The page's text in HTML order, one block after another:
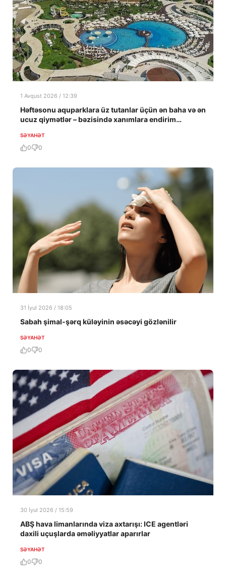
1 Avqust 2026 / 12:39
Həftəsonu aquparklara üz tutanlar üçün ən baha və ən
ucuz qiymətlər – bəzisində xanımlara endirim…
SƏYAHƏT
0 0
31 İyul 2026 / 18:05
Sabah şimal-şərq küləyinin əsəcəyi gözlənilir
SƏYAHƏT
0 0
30 İyul 2026 / 15:59
ABŞ hava limanlarında viza axtarışı: ICE agentləri
daxili uçuşlarda əməliyyatlar aparırlar
SƏYAHƏT
0 0